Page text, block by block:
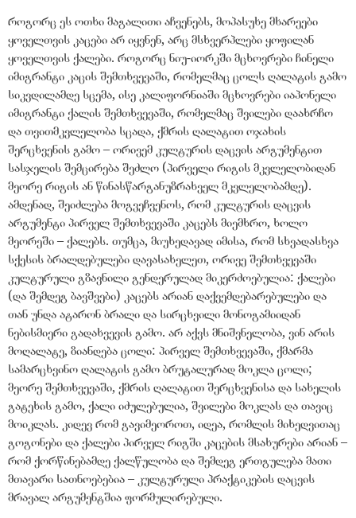
როგორც ეს ოთხი მაგალითი აჩვენებს, მოპასუხე მხარეები
ყოველთვის კაცები არ იყვნენ, არც მსხვერპლები ყოფილან
ყოველთვის ქალები. როგორც ნიუ-იორკში მცხოვრები ჩინელი
იმიგრანტი კაცის შემთხვევაში, რომელმაც ცოლს ღალატის გამო
სიკვდილამდე სცემა, ისე კალიფორნიაში მცხოვრები იაპონელი
იმიგრანტი ქალის შემთხვევაში, რომელმაც შვილები დაახრჩო
და თვითმკვლელობა სცადა, ქმრის ღალატით ოჯახის
შერცხვენის გამო – ორივემ კულტურის დაცვის არგუმენტით
სასჯელის შემცირება შეძლო (პირველი რიგის მკვლელობიდან
მეორე რიგის ან წინასწარგანუზრახველ მკვლელობამდე).
ამდენად, შეიძლება მოგვეჩვენოს, რომ კულტურის დაცვის
არგუმენტი პირველ შემთხვევაში კაცებს მიემხრო, ხოლო
მეორეში – ქალებს. თუმცა, მიუხედავად იმისა, რომ სხვადასხვა
სქესის ბრალდებულები დავასახელეთ, ორივე შემთხვევაში
კულტურული გზავნილი გენდერულად მიკერძოებულია: ქალები
(და შემდეგ ბავშვები) კაცებს არიან დაქვემდებარებულები და
თან უნდა ატარონ ბრალი და სირცხვილი მონოგამიიდან
ნებისმიერი გადახვევის გამო. არ აქვს მნიშვნელობა, ვინ არის
მოღალატე, ზიანდება ცოლი: პირველ შემთხვევაში, ქმარმა
სამარცხვინო ღალატის გამო ბრუტალურად მოკლა ცოლი;
მეორე შემთხვევაში, ქმრის ღალატით შერცხვენისა და სახელის
გატეხის გამო, ქალი იძულებულია, შვილები მოკლას და თავიც
მოიკლას. კიდევ რომ გავიმეოროთ, იდეა, რომლის მიხედვითაც
გოგონები და ქალები პირველ რიგში კაცების მსახურები არიან –
რომ ქორწინებამდე ქალწულობა და შემდეგ ერთგულება მათი
მთავარი სათნოებებია – კულტურული პრაქტიკების დაცვის
მრავალ არგუმენტშია ფორმულირებული.